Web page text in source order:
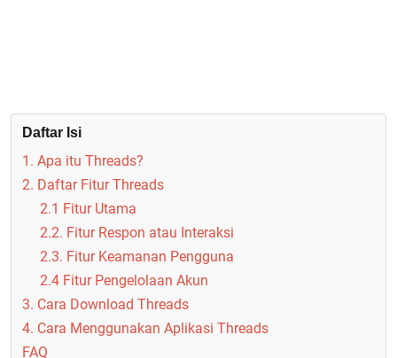
Daftar Isi
1. Apa itu Threads?
2. Daftar Fitur Threads
2.1 Fitur Utama
2.2. Fitur Respon atau Interaksi
2.3. Fitur Keamanan Pengguna
2.4 Fitur Pengelolaan Akun
3. Cara Download Threads
4. Cara Menggunakan Aplikasi Threads
FAQ